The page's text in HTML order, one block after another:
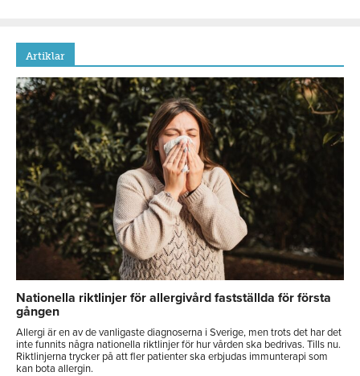
Artiklar
Nationella riktlinjer för allergivård fastställda för första
gången
Allergi är en av de vanligaste diagnoserna i Sverige, men trots det har det
inte funnits några nationella riktlinjer för hur vården ska bedrivas. Tills nu.
Riktlinjerna trycker på att fler patienter ska erbjudas immunterapi som
kan bota allergin.